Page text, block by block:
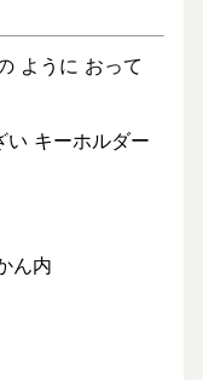
ように おって
い キーホルダー
ん内